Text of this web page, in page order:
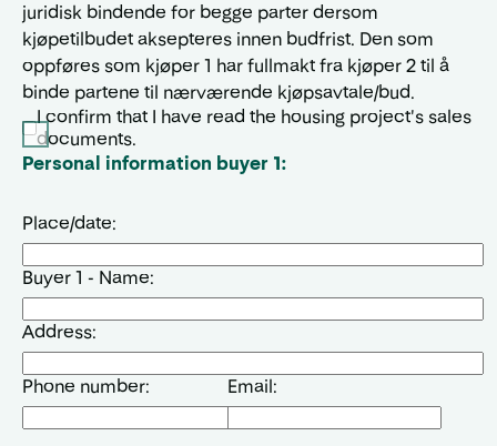
juridisk bindende for begge parter dersom
kjøpetilbudet aksepteres innen budfrist. Den som
oppføres som kjøper 1 har fullmakt fra kjøper 2 til å
binde partene til nærværende kjøpsavtale/bud.
I confirm that I have read the housing project's sales
documents.
Personal information buyer 1:
Place/date:
Buyer 1 - Name:
Address:
Phone number: Email: